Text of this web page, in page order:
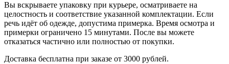
Вы вскрываете упаковку при курьере, осматриваете на
целостность и соответствие указанной комплектации. Если
речь идёт об одежде, допустима примерка. Время осмотра и
примерки ограничено 15 минутами. После вы можете
отказаться частично или полностью от покупки.
Доставка бесплатна при заказе от 3000 рублей.